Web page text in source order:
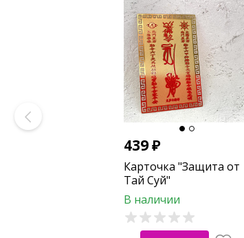
439₽
Карточка "Защита от
Тай Суй"
В наличии